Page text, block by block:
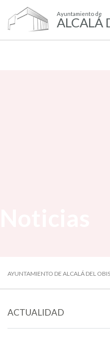
Ayuntamiento de
ALCALÁ
AYUNTAMIENTO DE ALCALÁ DEL
ACTUALIDAD